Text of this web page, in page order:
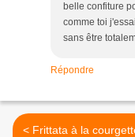
belle confiture
comme toi
sans être
Répondre
< Frittata à la courgette et à